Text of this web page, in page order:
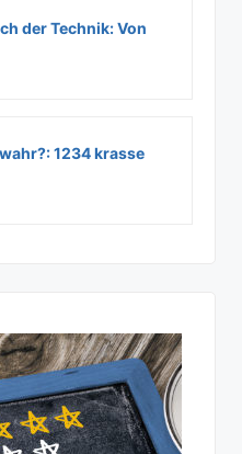
der Technik: Von
1234 krasse